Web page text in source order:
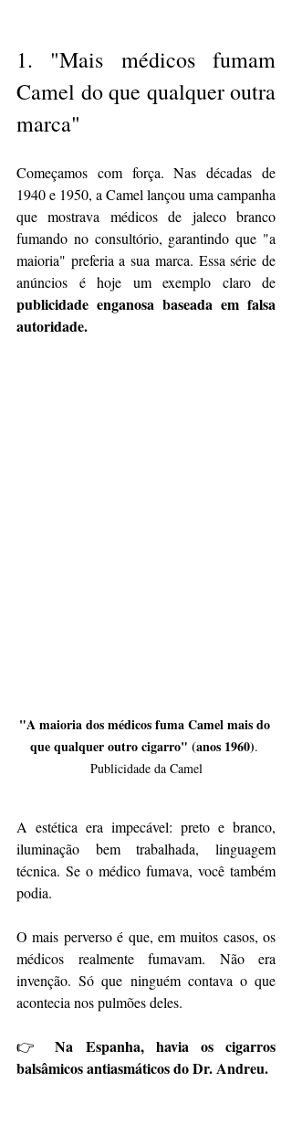
1. "Mais médicos fumam
Camel do que qualquer outra
marca"
Começamos com força. Nas décadas de
1940 e 1950, a Camel lançou uma campanha
que mostrava médicos de jaleco branco
fumando no consultório, garantindo que "a
maioria" preferia a sua marca. Essa série de
publicidade enganosa baseada em falsa
autoridade.
"A maioria dos médicos fuma Camel mais do
que qualquer outro cigarro" (anos 1960).
Publicidade da Camel
A estética era impecável: preto e branco,
iluminação bem trabalhada, linguagem
técnica. Se o médico fumava, você também
podia.
O mais perverso é que, em muitos casos, os
médicos realmente fumavam. Não era
invenção. Só que ninguém contava o que
acontecia nos pulmões deles.
👉 Na Espanha, havia os cigarros
balsâmicos antiasmáticos do Dr. Andreu.